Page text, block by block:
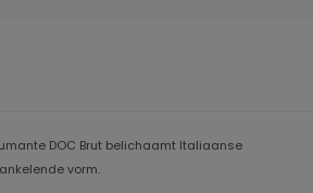
DOC Brut belichaamt Italiaanse
vorm.